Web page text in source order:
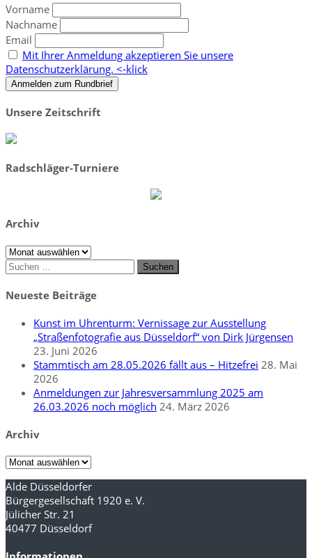
Vorname
Nachname
Email
Mit Ihrer Anmeldung akzeptieren Sie unsere
Datenschutzerklärung. <-klick
Unsere Zeitschrift
Radschläger-Turniere
Archiv
Archiv
Suchen
nach:
Neueste Beiträge
Kunst im Uhrenturm: Vernissage zur Ausstellung
„Straßenfotografie aus Düsseldorf“ von Dirk Jürgensen
23. Juni 2026
Stammtisch am 28.05.2026 fällt aus – Hitzefrei 28. Mai
2026
Anmeldungen zur Jahresversammlung 2025 am
26.03.2026 noch möglich 24. März 2026
Archiv
Archiv
Alde Düsseldorfer
Bürgergesellschaft 1920 e. V.
Jülicher Str. 21
40477 Düsseldorf